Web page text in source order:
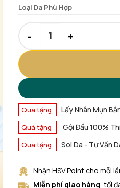
Loại Da Phù Hợp
Quà tặng Lấy Nhân Mụn
Quà tặng Gội Đầu 100%
Quà tặng Soi Da - Tư Vấn
Nhận HSV Point cho mỗi
Miễn phí giao hàng, tối